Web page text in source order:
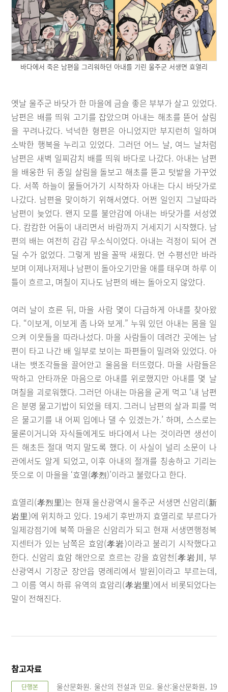
바다에서 죽은 남편을 그리워하던 아내를 기린 울주군 서생면 효열리
옛날 울주군 바닷가 한 마을에 금슬 좋은 부부가 살고 있었다.
남편은 배를 띄워 고기를 잡았으며 아내는 해초를 뜯어 살림
을 꾸려나갔다. 넉넉한 형편은 아니었지만 부지런히 일하며
소박한 행복을 누리고 있었다. 그러던 어느 날, 여느 날처럼
남편은 새벽 일찌감치 배를 띄워 바다로 나갔다. 아내는 남편
을 배웅한 뒤 종일 살림을 돌보고 해초를 뜯고 텃밭을 가꾸었
다. 서쪽 하늘이 물들어가기 시작하자 아내는 다시 바닷가로
나갔다. 남편을 맞이하기 위해서였다. 어쩐 일인지 그날따라
남편이 늦었다. 왠지 모를 불안감에 아내는 바닷가를 서성였
다. 캄캄한 어둠이 내리면서 바람까지 거세지기 시작했다. 남
편의 배는 여전히 감감 무소식이었다. 아내는 걱정이 되어 견
딜 수가 없었다. 그렇게 밤을 꼴딱 새웠다. 먼 수평선만 바라
보며 이제나저제나 남편이 돌아오기만을 애를 태우며 하루 이
틀이 흐르고, 며칠이 지나도 남편의 배는 돌아오지 않았다.
여러 날이 흐른 뒤, 마을 사람 몇이 다급하게 아내를 찾아왔
다. “이보게, 이보게 좀 나와 보게.” 누워 있던 아내는 몸을 일
으켜 이웃들을 따라나섰다. 마을 사람들이 데려간 곳에는 남
편이 타고 나간 배 일부로 보이는 파편들이 밀려와 있었다. 아
내는 뱃조각들을 끌어안고 울음을 터뜨렸다. 마을 사람들은
딱하고 안타까운 마음으로 아내를 위로했지만 아내를 몇 날
며칠을 괴로워했다. 그러던 아내는 마음을 굳게 먹고 ‘내 남편
은 분명 물고기밥이 되었을 테지. 그러니 남편의 살과 피를 먹
은 물고기를 내 어찌 입에나 댈 수 있겠는가.’ 하며, 스스로는
물론이거니와 자식들에게도 바다에서 나는 것이라면 생선이
든 해초든 절대 먹지 말도록 했다. 이 사실이 널리 소문이 나
관에서도 알게 되었고, 이후 아내의 절개를 칭송하고 기리는
뜻으로 이 마을을 ‘효열(孝烈)’이라고 불렀다고 한다.
효열리(孝烈里)는 현재 울산광역시 울주군 서생면 신암리(新
岩里)에 위치하고 있다. 19세기 후반까지 효열리로 부르다가
일제강점기에 북쪽 마을은 신암리가 되고 현재 서생면행정복
지센터가 있는 남쪽은 효암(孝岩)이라고 불리기 시작했다고
한다. 신암리 효암 해안으로 흐르는 강을 효암천[孝岩川, 부
산광역시 기장군 장안읍 명례리에서 발원]이라고 부르는데,
그 이름 역시 하류 유역의 효암리(孝岩里)에서 비롯되었다는
말이 전해진다.
참고자료
단행본 울산문화원. 울산의 전설과 민요. 울산:울산문화원, 19